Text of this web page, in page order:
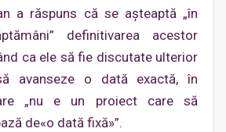
a răspuns că se aşteaptă „în
definitivarea acestor
ca ele să fie discutate ulterior
avanseze o dată exactă, în
„nu e un proiect care să
de«o dată fixă»”.